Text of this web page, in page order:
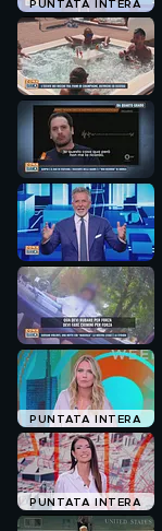
PUNTATA INTERA
PUNTATA INTERA
PUNTATA INTERA